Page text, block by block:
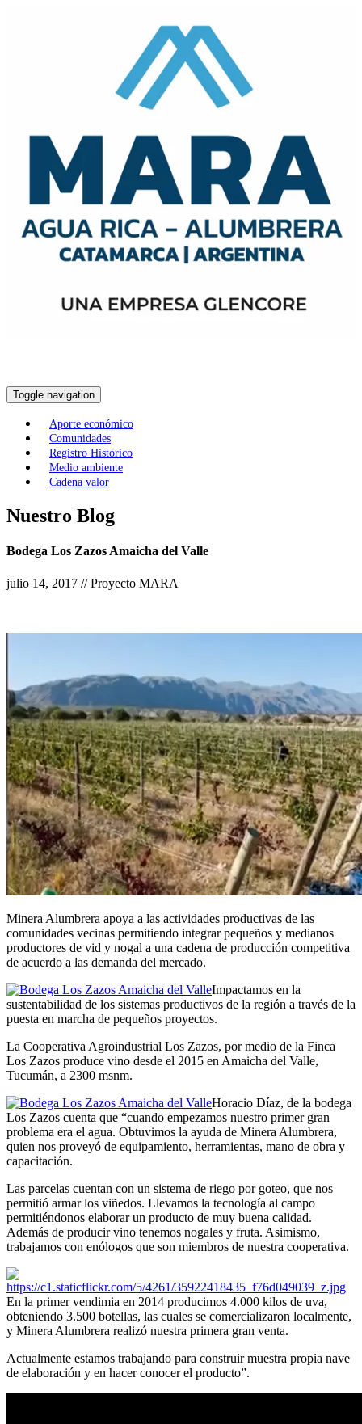
Toggle navigation
Aporte económico
Comunidades
Registro Histórico
Medio ambiente
Cadena valor
Nuestro Blog
Bodega Los Zazos Amaicha del Valle
julio 14, 2017 // Proyecto MARA
Minera Alumbrera apoya a las actividades productivas de las
comunidades vecinas permitiendo integrar pequeños y medianos
productores de vid y nogal a una cadena de producción competitiva
de acuerdo a las demanda del mercado.
Impactamos en la
sustentabilidad de los sistemas productivos de la región a través de la
puesta en marcha de pequeños proyectos.
La Cooperativa Agroindustrial Los Zazos, por medio de la Finca
Los Zazos produce vino desde el 2015 en Amaicha del Valle,
Tucumán, a 2300 msnm.
Horacio Díaz, de la bodega
Los Zazos cuenta que “cuando empezamos nuestro primer gran
problema era el agua. Obtuvimos la ayuda de Minera Alumbrera,
quien nos proveyó de equipamiento, herramientas, mano de obra y
capacitación.
Las parcelas cuentan con un sistema de riego por goteo, que nos
permitió armar los viñedos. Llevamos la tecnología al campo
permitiéndonos elaborar un producto de muy buena calidad.
Además de producir vino tenemos nogales y fruta. Asimismo,
trabajamos con enólogos que son miembros de nuestra cooperativa.
En la primer vendimia en 2014 producimos 4.000 kilos de uva,
obteniendo 3.500 botellas, las cuales se comercializaron localmente,
y Minera Alumbrera realizó nuestra primera gran venta.
Actualmente estamos trabajando para construir muestra propia nave
de elaboración y en hacer conocer el producto”.